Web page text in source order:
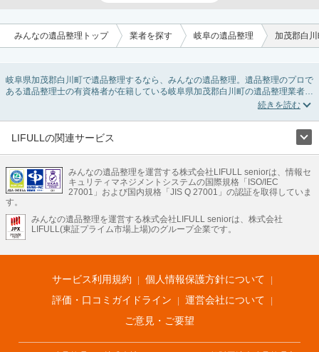
みんなの遺品整理トップ 業者を探す 岐阜の遺品整理 加茂郡白
岐阜県加茂郡白川町で遺品整理するなら、みんなの遺品整理。遺品整理のプロで
ある遺品整理士の有資格者が在籍している岐阜県加茂郡白川町の遺品整理業者が
掲載されています。遺品処分を即日対応してくれる実家の片付け業者や遺品整理
ービスで絞り込み条件を利用し検索してみましょう。
LIFULLの関連サービス
不動産・住宅
引越し 老人ホーム 地方創生 ママの就労支援
不動産クラウドファンディング 遺品整理 老後の暮らし情報
LIFULL HOME'Sのサービス
不動産・住宅
不動産査定 マンション専門売却査定 不動産投資 アドバイザー
不動産アーカイブ
空き家バンク 家賃相場 不動産会社
まちむすび
不動産用語集 住まいのお役立ち情報
LIFULL HOME'S PRESS
アプリ 不動産データ 不動産転職
みんなの遺品整理を運営する株式会社LIFULL seniorは、情報セ
キュリティマネジメントシステムの国際規格「ISO/IEC
27001」および国内規格「JIS Q 27001」の認証を取得していま
す。
みんなの遺品整理を運営する株式会社LIFULL seniorは、株式会社
LIFULL(東証プライム市場上場)のグループ企業です。
サービス利用規約
個人情報保護方針について
評価・口コミガイドライン
運営会社について
ご意見・ご要望